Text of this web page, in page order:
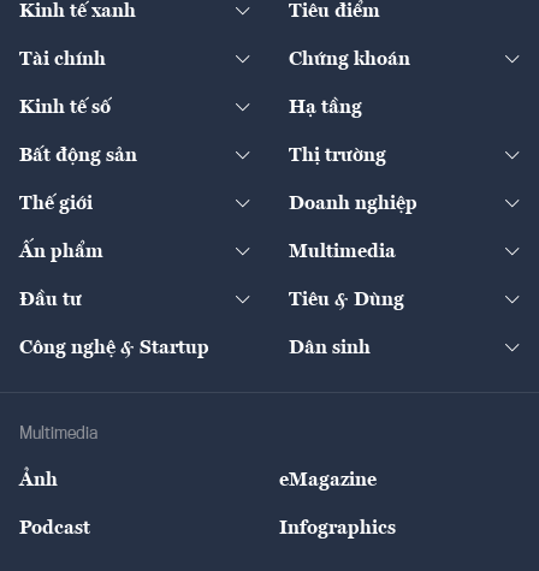
Kinh tế xanh
Diễn đàn
Tiêu điểm
Tài chính
Ngân hàng
Bảo hiểm
Chứng khoán
Doanh nghiệp niêm yết
Khung pháp lý
Kinh tế số
Sản phẩm - Thị trường
Start-up
Quản trị số
Hạ tầng
Bất động sản
Chính sách
Tư vấn
Thị trường
Thị trường
Nông sản
Thế giới
Kinh tế
Doanh nghiệp
Ấn phẩm
The Guide
Multimedia
Đầu tư Tiêu & Dùng
Giải trí
Công nghệ & Startup Dân sinh
Multimedia
Ảnh eMagazine
Podcast Infographics